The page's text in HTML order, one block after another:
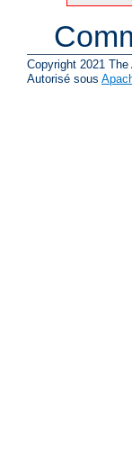
Copyright 2021 The
Autorisé sous